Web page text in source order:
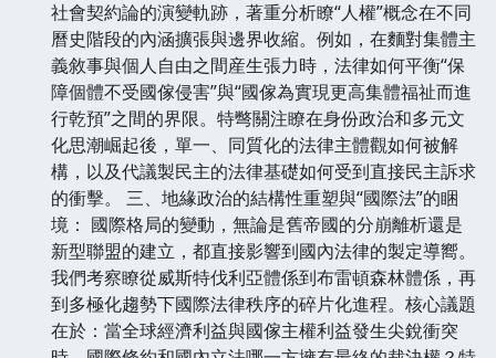
社會契約論的演變軌跡，著重分析瞭“人權”概念在不同
曆史階段的內涵擴張與邊界收縮。例如，在麵對集體主
義敘事與個人自由之間産生張力時，法律如何平衡“保
障個體不受國傢侵害”與“國傢為實現更高集體福祉而進
行乾預”之間的界限。特彆關注瞭在身份政治和多元文
化思潮崛起後，單一、同質化的法律主體觀如何被解
構，以及代議製民主的法律基礎如何受到直接民主訴求
的衝擊。 三、地緣政治的結構性重塑與“國際法”的睏
境： 國際格局的變動，無論是舊帝國的分崩離析還是
新型聯盟的建立，都直接影響到國內法律的製定導嚮。
我們考察瞭從威斯特伐利亞體係到布雷頓森林體係，再
到多極化趨勢下國際法律秩序的碎片化進程。核心議題
在於：當全球經濟利益與國傢主權利益發生尖銳衝突